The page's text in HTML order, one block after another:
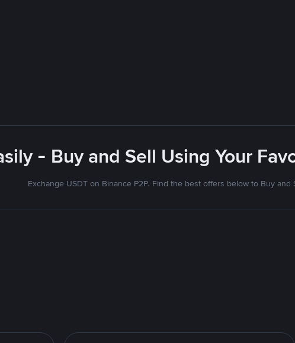
- Buy and Sell Using Your
Exchange USDT on Binance P2P. Find the best offers below to Buy and